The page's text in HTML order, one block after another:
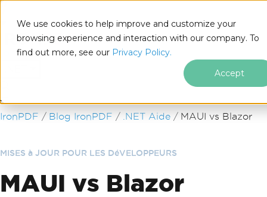
We use cookies to help improve and customize your
browsing experience and interaction with our company. To
find out more, see our Privacy Policy.
Accept
Passer au contenu du pied de page
IronPDF Blog IronPDF .NET Aide MAUI vs Blazor
MISES à JOUR POUR LES DéVELOPPEURS
MAUI vs Blazor